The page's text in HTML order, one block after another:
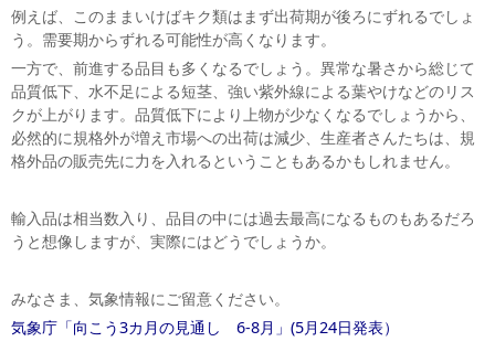
例えば、このままいけばキク類はまず出荷期が後ろにずれるでしょ
う。需要期からずれる可能性が高くなります。
一方で、前進する品目も多くなるでしょう。異常な暑さから総じて
品質低下、水不足による短茎、強い紫外線による葉やけなどのリス
クが上がります。品質低下により上物が少なくなるでしょうから、
必然的に規格外が増え市場への出荷は減少、生産者さんたちは、規
格外品の販売先に力を入れるということもあるかもしれません。
輸入品は相当数入り、品目の中には過去最高になるものもあるだろ
うと想像しますが、実際にはどうでしょうか。
みなさま、気象情報にご留意ください。
気象庁「向こう3カ月の見通し 6-8月」(5月24日発表）